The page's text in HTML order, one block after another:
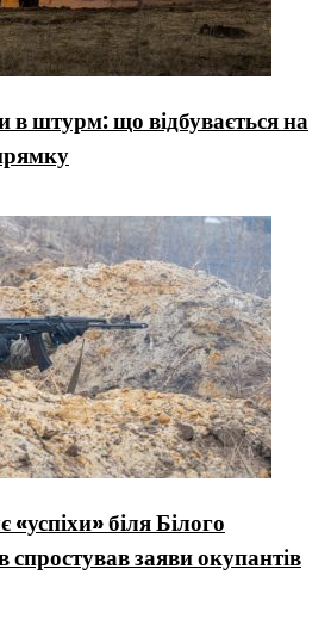
в штурм: що відбувається на
біля Білого
спростував заяви окупантів